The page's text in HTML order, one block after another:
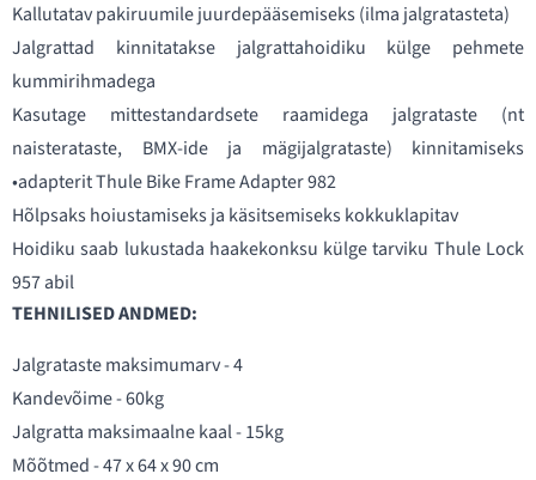
Kallutatav pakiruumile juurdepääsemiseks (ilma jalgratasteta)
Jalgrattad kinnitatakse jalgrattahoidiku külge pehmete
kummirihmadega
Kasutage mittestandardsete raamidega jalgrataste (nt
naisterataste, BMX-ide ja mägijalgrataste) kinnitamiseks
•adapterit Thule Bike Frame Adapter 982
Hõlpsaks hoiustamiseks ja käsitsemiseks kokkuklapitav
Hoidiku saab lukustada haakekonksu külge tarviku Thule Lock
957 abil
TEHNILISED ANDMED:
Jalgrataste maksimumarv - 4
Kandevõime - 60kg
Jalgratta maksimaalne kaal - 15kg
Mõõtmed - 47 x 64 x 90 cm